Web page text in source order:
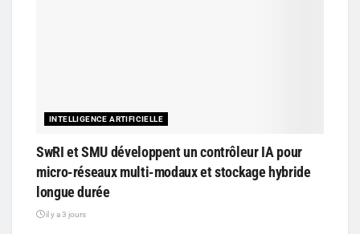
INTELLIGENCE ARTIFICIELLE
SwRI et SMU développent un contrôleur IA pour
micro-réseaux multi-modaux et stockage hybride
longue durée
il y a 3 jours